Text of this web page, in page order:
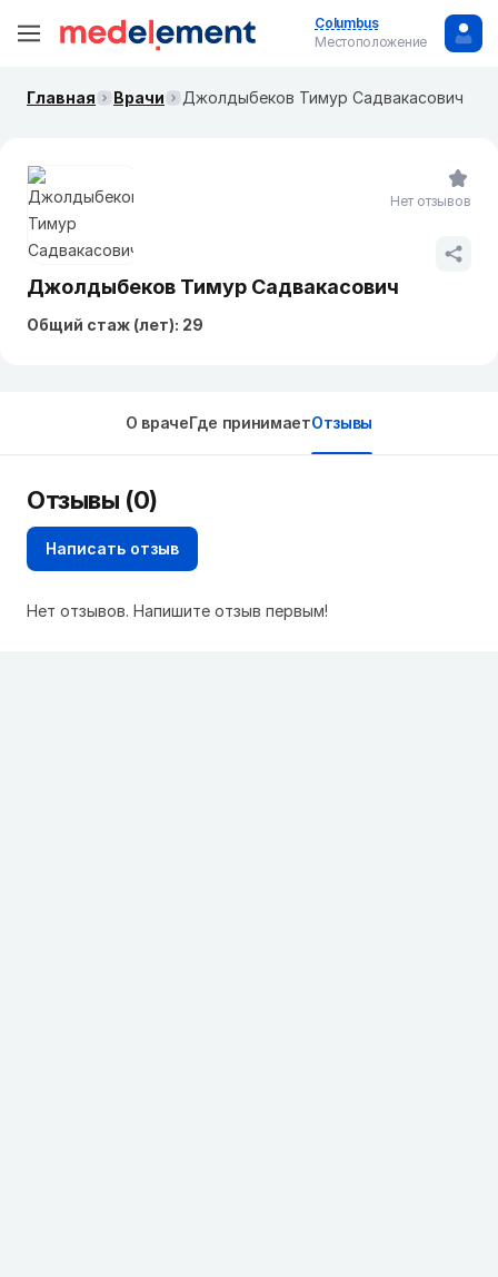
Columbus
Местоположение
Главная Врачи Джолдыбеков Тимур Садвакасович
Джолдыбеков Тимур Садвакасович
Общий стаж (лет): 29
Нет отзывов
О врачеГде принимаетОтзывы
Отзывы (0)
Написать отзыв
Нет отзывов. Напишите отзыв первым!